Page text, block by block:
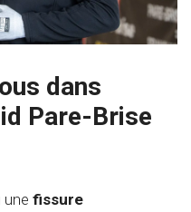
dans
Pare-Brise
une fissure